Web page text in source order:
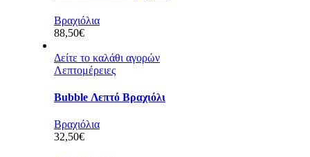
Βραχιόλια
88,50€
Δείτε το καλάθι αγορών
Λεπτομέρειες
Bubble Λεπτό Βραχιόλι
Βραχιόλια
32,50€